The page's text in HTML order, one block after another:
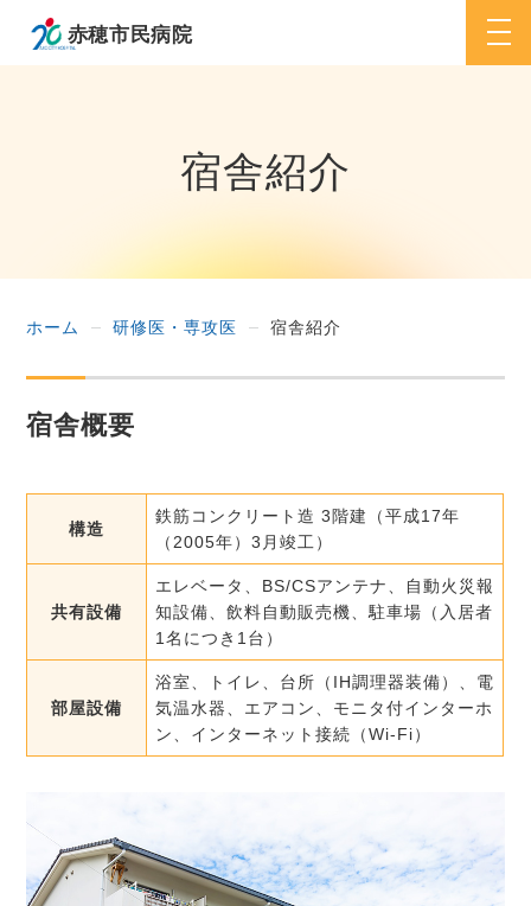
宿舎紹介
ホーム 研修医・専攻医 宿舎紹介
宿舎概要
構造
鉄筋コンクリート造 3階建（平成17年
（2005年）3月竣工）
共有設備
エレベータ、BS/CSアンテナ、自動火災報
知設備、飲料自動販売機、駐車場（入居者
1名につき1台）
部屋設備
浴室、トイレ、台所（IH調理器装備）、電
気温水器、エアコン、モニタ付インターホ
ン、インターネット接続（Wi-Fi）